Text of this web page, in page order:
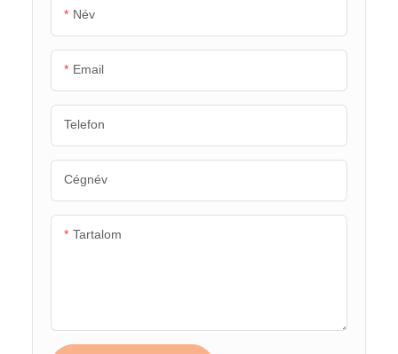
Név
Email
Telefon
Cégnév
Tartalom